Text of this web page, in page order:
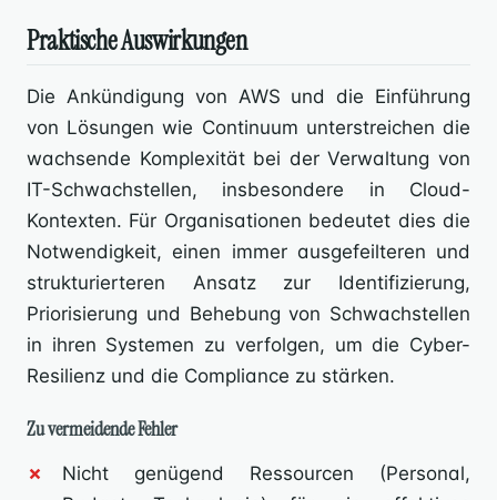
Praktische Auswirkungen
Die Ankündigung von AWS und die Einführung
von Lösungen wie Continuum unterstreichen die
wachsende Komplexität bei der Verwaltung von
IT-Schwachstellen, insbesondere in Cloud-
Kontexten. Für Organisationen bedeutet dies die
Notwendigkeit, einen immer ausgefeilteren und
strukturierteren Ansatz zur Identifizierung,
Priorisierung und Behebung von Schwachstellen
in ihren Systemen zu verfolgen, um die Cyber-
Resilienz und die Compliance zu stärken.
Zu vermeidende Fehler
Nicht genügend Ressourcen (Personal,